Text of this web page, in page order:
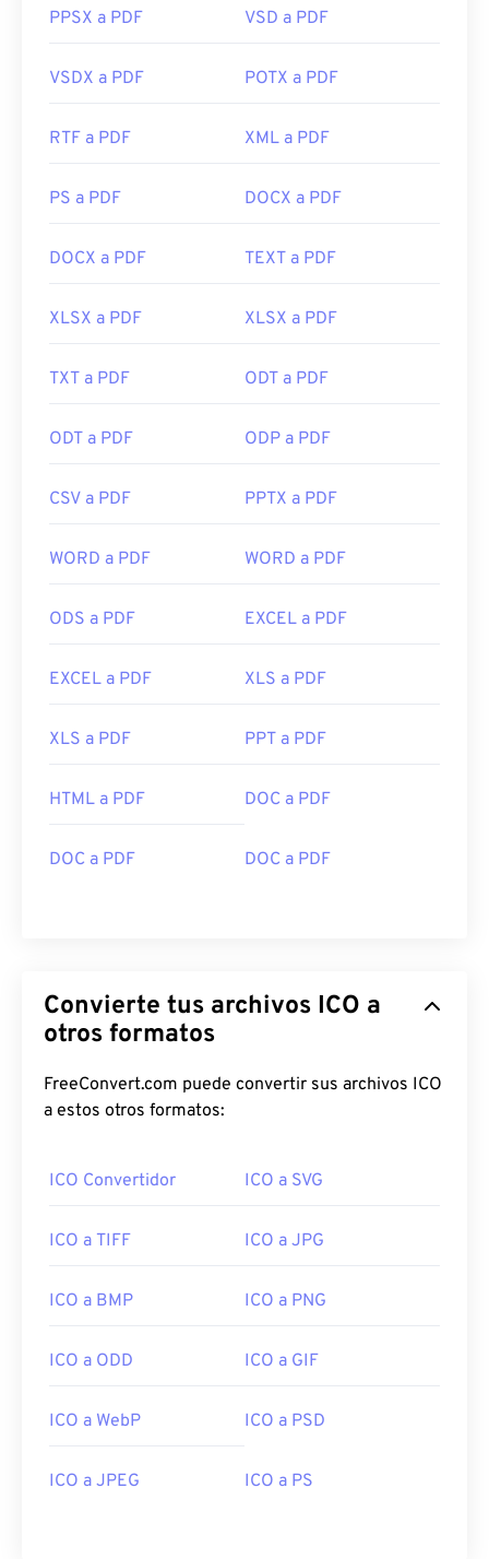
PPSX a PDF VSD a PDF
VSDX a PDF POTX a PDF
RTF a PDF XML a PDF
PS a PDF DOCX a PDF
DOCX a PDF TEXT a PDF
XLSX a PDF XLSX a PDF
TXT a PDF ODT a PDF
ODT a PDF ODP a PDF
CSV a PDF PPTX a PDF
WORD a PDF WORD a PDF
ODS a PDF EXCEL a PDF
EXCEL a PDF XLS a PDF
XLS a PDF PPT a PDF
HTML a PDF DOC a PDF
DOC a PDF DOC a PDF
Convierte tus archivos ICO a
otros formatos
FreeConvert.com puede convertir sus archivos ICO
a estos otros formatos:
ICO Convertidor ICO a SVG
ICO a TIFF ICO a JPG
ICO a BMP ICO a PNG
ICO a ODD ICO a GIF
ICO a WebP ICO a PSD
ICO a JPEG ICO a PS